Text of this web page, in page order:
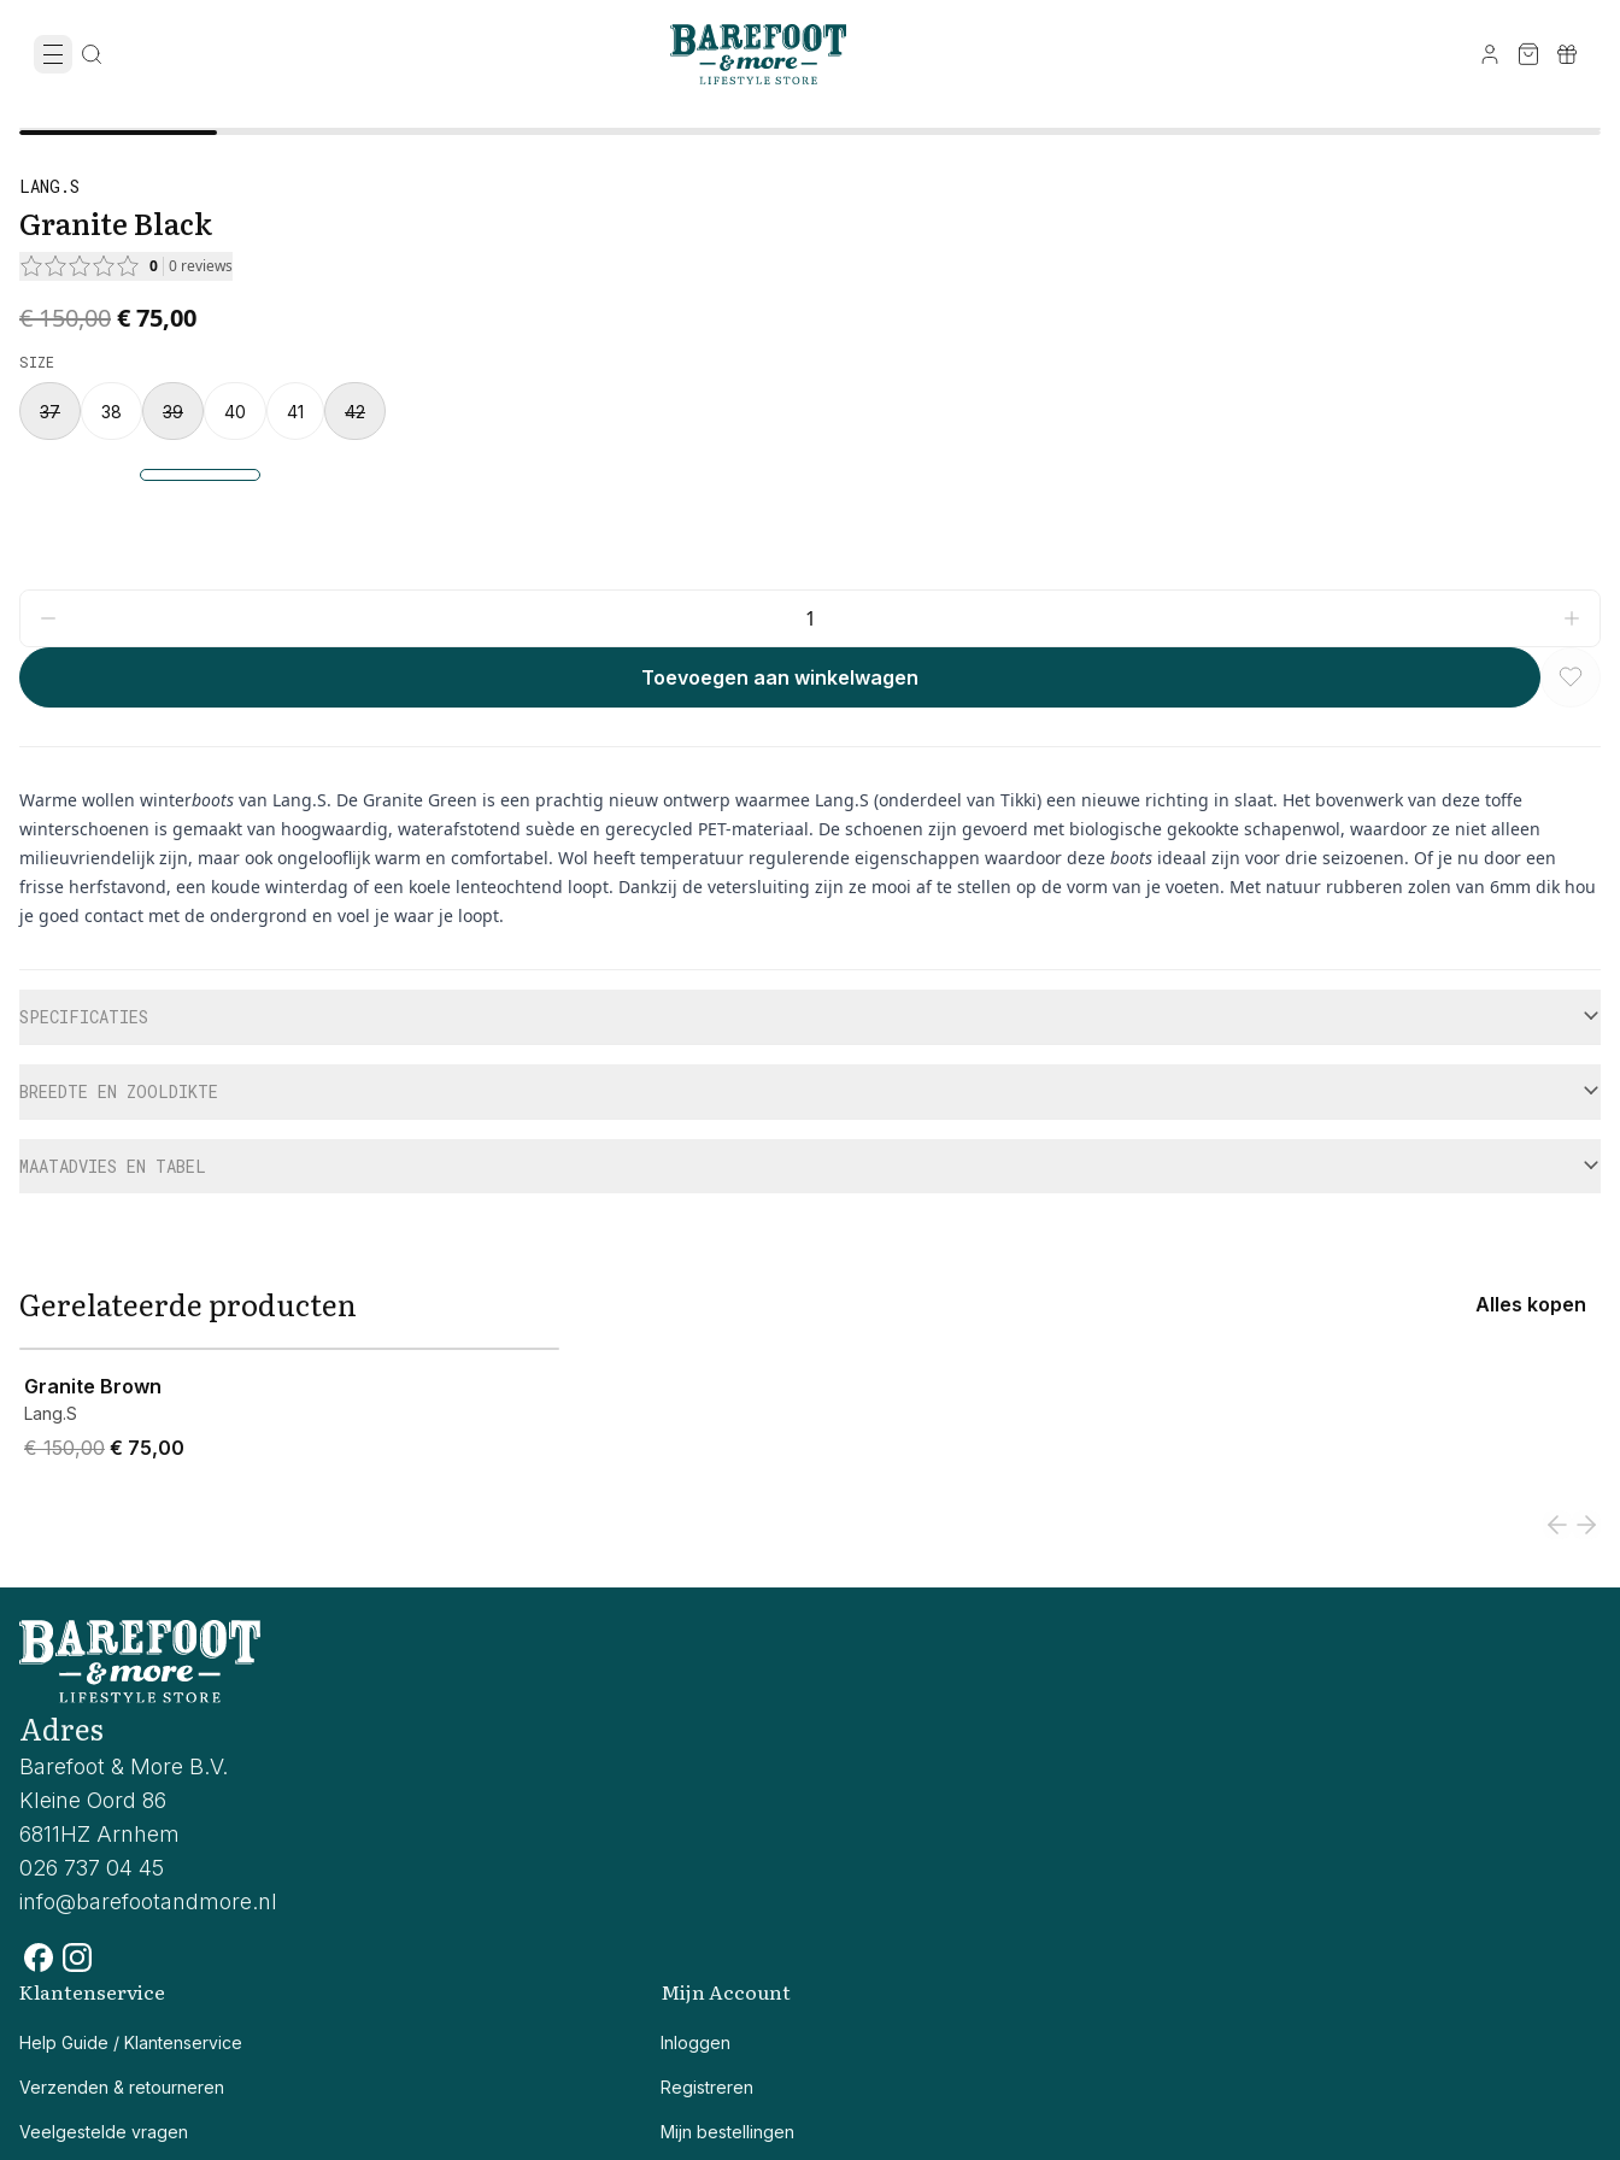
LANG.S
Granite Black
0 0 reviews
Original price was € 150,00.
€ 150,00Current price is € 75,00.
€ 75,00
SIZE
37 38 39 40 41 42
Toevoegen aan winkelwagen
Warme wollen winterboots van Lang.S. De Granite Green is een prachtig nieuw ontwerp waarmee Lang.S (onderdeel van Tikki) een nieuwe richting in slaat. Het bovenwerk van deze toffe
winterschoenen is gemaakt van hoogwaardig, waterafstotend suède en gerecycled PET-materiaal. De schoenen zijn gevoerd met biologische gekookte schapenwol, waardoor ze niet alleen
milieuvriendelijk zijn, maar ook ongelooflijk warm en comfortabel. Wol heeft temperatuur regulerende eigenschappen waardoor deze boots ideaal zijn voor drie seizoenen. Of je nu door een
frisse herfstavond, een koude winterdag of een koele lenteochtend loopt. Dankzij de vetersluiting zijn ze mooi af te stellen op de vorm van je voeten. Met natuur rubberen zolen van 6mm dik hou
je goed contact met de ondergrond en voel je waar je loopt.
SPECIFICATIES
BREEDTE EN ZOOLDIKTE
MAATADVIES EN TABEL
Gerelateerde producten Alles kopen
Granite Brown
Lang.S
Original price was € 150,00.
€ 150,00 Current price is € 75,00.
€ 75,00
Adres
Barefoot & More B.V.
Kleine Oord 86
6811HZ Arnhem
026 737 04 45
info@barefootandmore.nl
Klantenservice
Help Guide / Klantenservice
Verzenden & retourneren
Veelgestelde vragen
Mijn Account
Inloggen
Registreren
Mijn bestellingen